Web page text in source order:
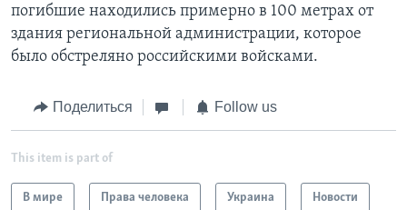
погибшие находились примерно в 100 метрах от
здания региональной администрации, которое
было обстреляно российскими войсками.
Поделиться Follow us
This item is part of
В мире Права человека Украина Новости